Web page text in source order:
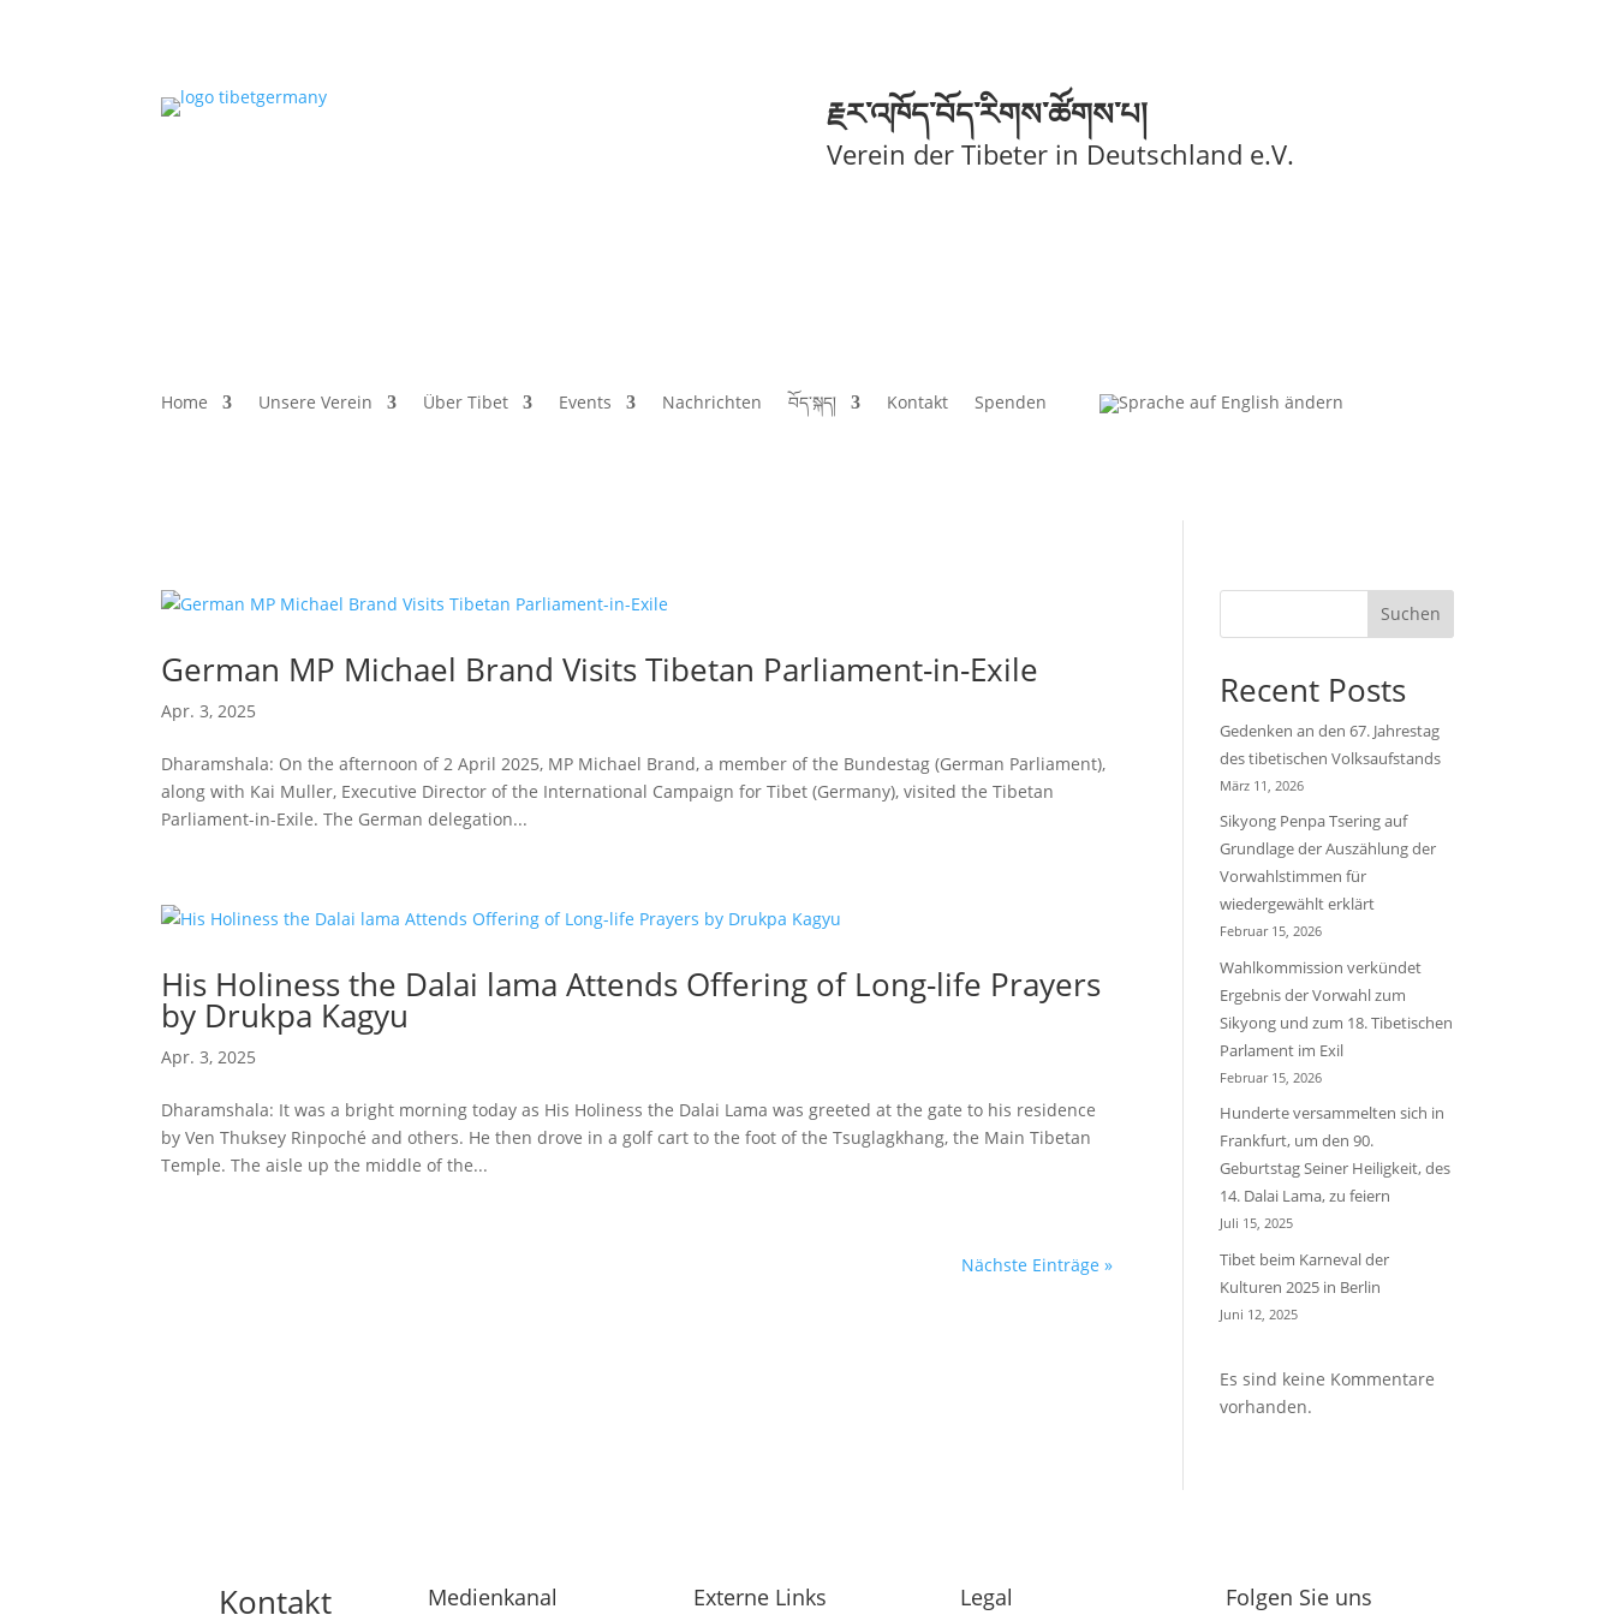
རྗར་འཁོད་བོད་རིགས་ཚོགས་པ།
Verein der Tibeter in Deutschland e.V.
Home Unsere Verein Über Tibet Events Nachrichten བོད་སྐད། Kontakt Spenden
German MP Michael Brand Visits Tibetan Parliament-in-Exile
Apr. 3, 2025
Dharamshala: On the afternoon of 2 April 2025, MP Michael Brand, a member of the Bundestag (German Parliament),
along with Kai Muller, Executive Director of the International Campaign for Tibet (Germany), visited the Tibetan
Parliament-in-Exile. The German delegation...
His Holiness the Dalai lama Attends Offering of Long-life Prayers
by Drukpa Kagyu
Apr. 3, 2025
Dharamshala: It was a bright morning today as His Holiness the Dalai Lama was greeted at the gate to his residence
by Ven Thuksey Rinpoché and others. He then drove in a golf cart to the foot of the Tsuglagkhang, the Main Tibetan
Temple. The aisle up the middle of the...
Nächste Einträge »
Suchen
Recent Posts
Gedenken an den 67. Jahrestag
des tibetischen Volksaufstands
März 11, 2026
Sikyong Penpa Tsering auf
Grundlage der Auszählung der
Vorwahlstimmen für
wiedergewählt erklärt
Februar 15, 2026
Wahlkommission verkündet
Ergebnis der Vorwahl zum
Sikyong und zum 18. Tibetischen
Parlament im Exil
Februar 15, 2026
Hunderte versammelten sich in
Frankfurt, um den 90.
Geburtstag Seiner Heiligkeit, des
14. Dalai Lama, zu feiern
Juli 15, 2025
Tibet beim Karneval der
Kulturen 2025 in Berlin
Juni 12, 2025
Es sind keine Kommentare
vorhanden.
Kontakt Medienkanal Externe Links Legal Folgen Sie uns